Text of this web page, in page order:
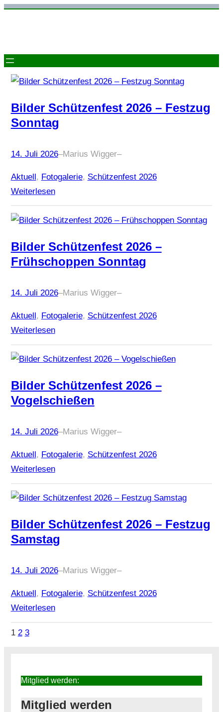
Zum
Bilder Schützenfest 2026 – Festzug
Sonntag
14. Juli 2026–Marius Wigger–
Aktuell, Fotogalerie, Schützenfest 2026
Weiterlesen
Bilder Schützenfest 2026 –
Frühschoppen Sonntag
14. Juli 2026–Marius Wigger–
Aktuell, Fotogalerie, Schützenfest 2026
Weiterlesen
Bilder Schützenfest 2026 –
Vogelschießen
14. Juli 2026–Marius Wigger–
Aktuell, Fotogalerie, Schützenfest 2026
Weiterlesen
Bilder Schützenfest 2026 – Festzug
Samstag
14. Juli 2026–Marius Wigger–
Aktuell , Fotogalerie, Schützenfest 2026
Weiterlesen
1 2 3
Mitglied werden:
Mitglied werden